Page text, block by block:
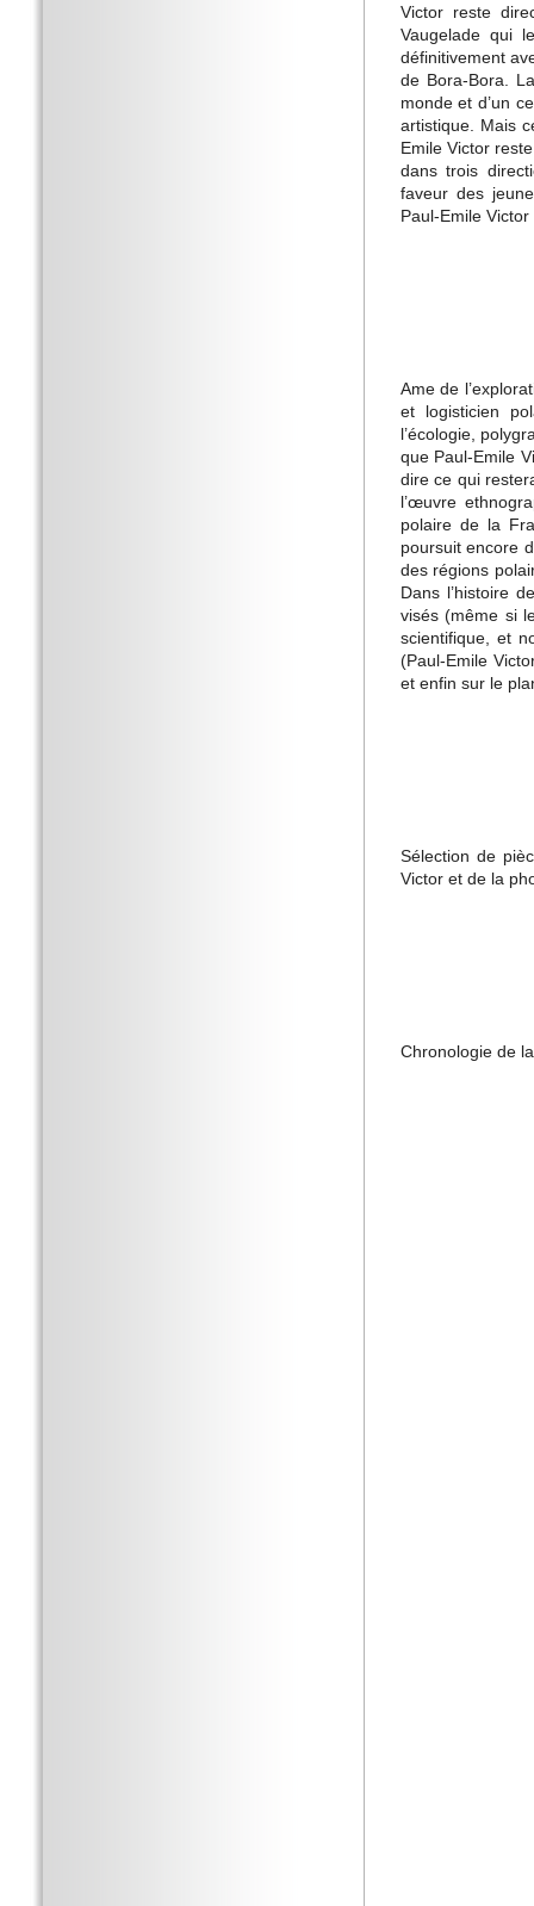
Victor reste
Vaugelade qui
définitivement
de Bora-Bora.
monde et d’un
artistique. Mais
Emile Victor
dans trois
faveur des
Paul-Emile
Ame de
et logisticien
l’écologie,
que Paul-Emile
dire ce qui
l’œuvre
polaire de la
poursuit encore
des régions
Dans l’histoire
visés (même si
scientifique, et
(Paul-Emile
et enfin sur le
Sélection de
Victor et de la
Chronologie de